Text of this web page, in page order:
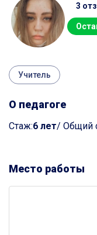
3
Учитель
О педагоге
Cтаж:6 лет/ Общий
Место работы